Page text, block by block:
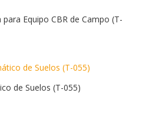
Equipo CBR de Campo (T-
de Suelos (T-055)